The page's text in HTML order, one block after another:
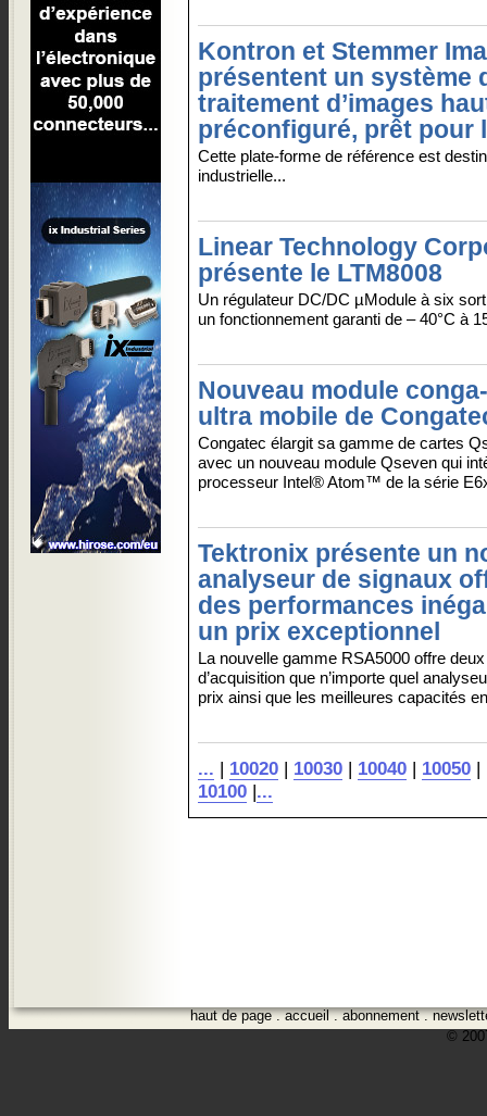
Kontron et Stemmer
présentent un système
traitement d’images
préconfiguré, prêt pour
Cette plate-forme de référence est
industrielle...
Linear Technology
présente le LTM8008
Un régulateur DC/DC µModule à six
un fonctionnement garanti de – 40°C à
Nouveau module
ultra mobile de
Congatec élargit sa gamme de cartes
avec un nouveau module Qseven qui
processeur Intel® Atom™ de la série
Tektronix présente un
analyseur de signaux
des performances
un prix exceptionnel
La nouvelle gamme RSA5000 offre
d’acquisition que n’importe quel
prix ainsi que les meilleures capacités
... | 10020 | 10030 | 10040 | 10050 |
10100 |...
haut de page.accueil.abonnement.
©